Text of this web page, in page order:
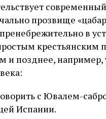
прозвище
в
крестьянским
и позднее,
с Ювалем-
Испании.